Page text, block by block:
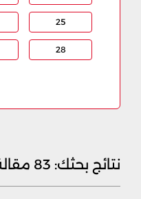
25
28
نتائج بحثك: 83 مقالة